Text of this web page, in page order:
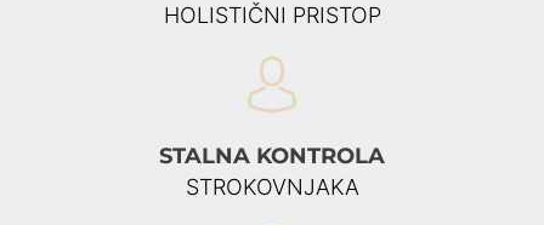
HOLISTIČNI PRISTOP
STALNA KONTROLA
STROKOVNJAKA